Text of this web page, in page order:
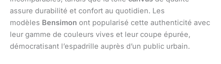
assure durabilité et confort au quotidien. Les
modèles Bensimon ont popularisé cette authenticité avec
leur gamme de couleurs vives et leur coupe épurée,
démocratisant l’espadrille auprès d’un public urbain.